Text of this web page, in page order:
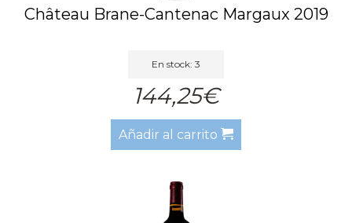
Château Brane-Cantenac Margaux 2019
En stock: 3
144,25€
Añadir al carrito